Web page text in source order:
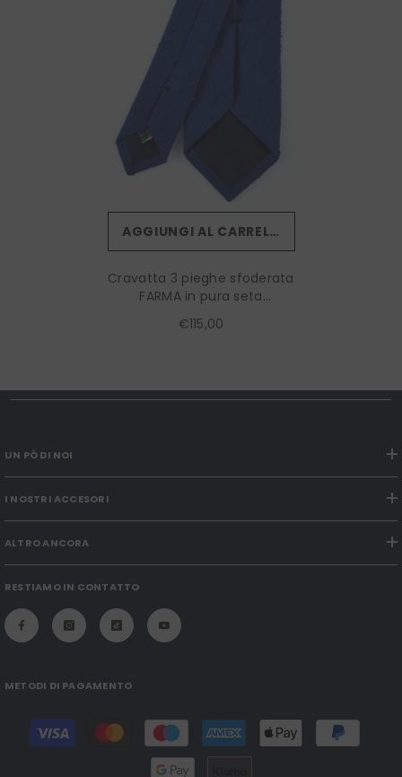
AGGIUNGI AL CARRELLO
Cravatta 3 pieghe sfoderata
FARMA in pura seta
€115,00
UN PÒ DI NOI
I NOSTRI ACCESORI
ALTRO ANCORA
RESTIAMO IN CONTATTO
METODI DI PAGAMENTO
Modalità
pagamento